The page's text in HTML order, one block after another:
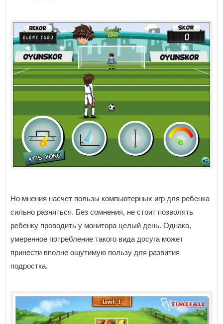
Но мнения насчет пользы компьютерных игр для ребенка
сильно разняться. Без сомнения, не стоит позволять
ребенку проводить у монитора целый день. Однако,
умеренное потребление такого вида досуга может
принести вполне ощутимую пользу для развития
подростка.